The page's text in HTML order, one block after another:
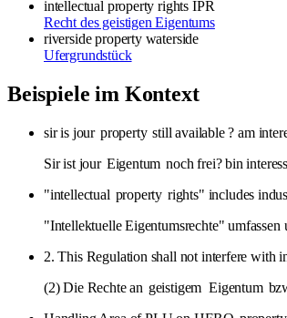
intellectual property rights IPR
Recht des geistigen Eigentums
riverside property waterside
Ufergrundstück
Beispiele im Kontext
sir is jour property still available ? am
Sir ist jour Eigentum noch frei? bin
"intellectual property rights" includes
"Intellektuelle Eigentumsrechte" umfassen
2. This Regulation shall not interfere with
(2) Die Rechte an geistigem Eigentum